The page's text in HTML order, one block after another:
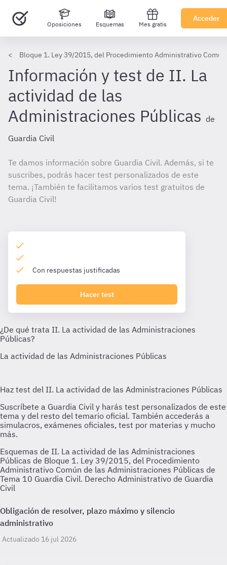
Oposiciones Esquemas Mes gratis
Acceder
Bloque 1. Ley 39/2015, del Procedimiento Administrativo
Información y test de II. La
actividad de las
Administraciones Públicas de
Guardia Civil
Te damos información sobre Guardia Civil. Además, si te
suscribes, podrás hacer test personalizados de este
tema. ¡También te facilitamos varios test gratuitos de
Guardia Civil!
Con respuestas justificadas
Hacer test
Esquemas de II. La actividad de las Administraciones
Públicas de Bloque 1. Ley 39/2015, del Procedimiento
Administrativo Común de las Administraciones Públicas de
Tema 10 Guardia Civil. Derecho Administrativo de Guardia
Civil
Obligación de resolver, plazo máximo y silencio
administrativo
Actualizado 16 jul 2026